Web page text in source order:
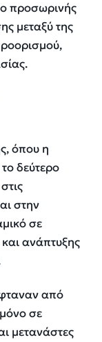
προσωρινής
μεταξύ της
όπου η
δεύτερο
στην
σε
ανάπτυξης
από
σε
μετανάστες